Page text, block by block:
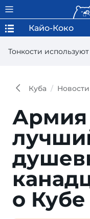
Тонкости
Кайо-Коко
Куба
Армия
о Кубе